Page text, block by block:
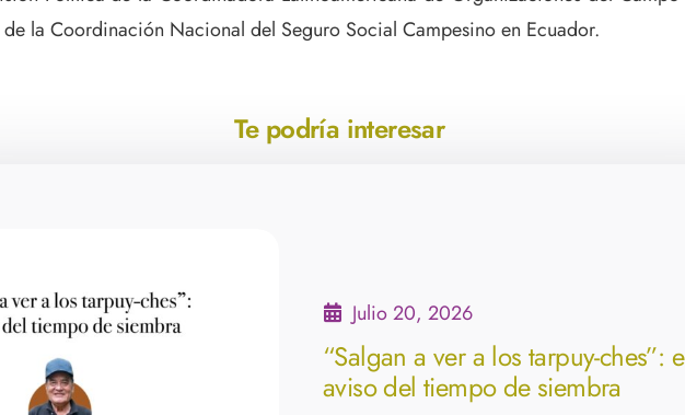
la Coordinación Nacional del Seguro Social Campesino en Ecuador.
Te podría interesar
Julio 20, 2026
“Salgan a ver a los tarpuy-ches”:
aviso del tiempo de siembra